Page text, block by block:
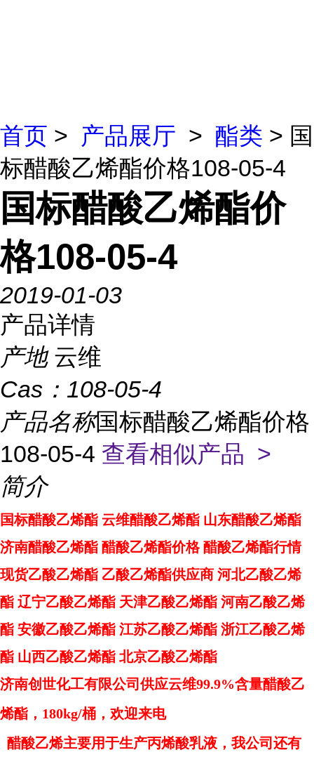
首页 > 产品展厅 > 酯类 > 国
标醋酸乙烯酯价格108-05-4
国标醋酸乙烯酯价
格108-05-4
2019-01-03
产品详情
产地 云维
Cas： 108-05-4
产品名称国标醋酸乙烯酯价格
108-05-4 查看相似产品 >
简介
国标醋酸乙烯酯 云维醋酸乙烯酯 山东醋酸乙烯酯
济南醋酸乙烯酯 醋酸乙烯酯价格 醋酸乙烯酯行情
现货乙酸乙烯酯 乙酸乙烯酯供应商 河北乙酸乙烯
酯 辽宁乙酸乙烯酯 天津乙酸乙烯酯 河南乙酸乙烯
酯 安徽乙酸乙烯酯 江苏乙酸乙烯酯 浙江乙酸乙烯
酯 山西乙酸乙烯酯 北京乙酸乙烯酯
济南创世化工有限公司供应云维99.9%含量醋酸乙
烯酯，180kg/桶，欢迎来电